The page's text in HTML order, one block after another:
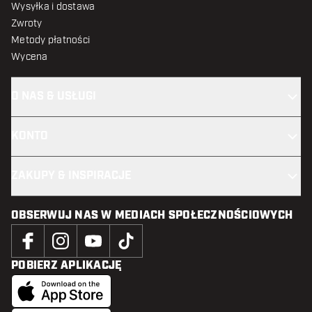
Wysyłka i dostawa
Zwroty
Metody płatności
Wycena
OBSERWUJ NAS W MEDIACH SPOŁECZNOŚCIOWYCH
POBIERZ APLIKACJĘ